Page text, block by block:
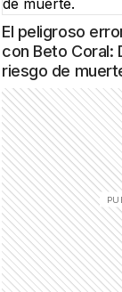
El peligroso
con Beto Coral:
riesgo de